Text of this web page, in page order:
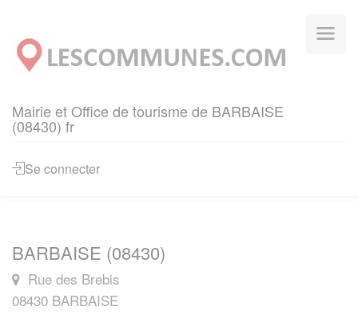
Mairie et Office de tourisme de BARBAISE
(08430) fr
Se connecter
BARBAISE (08430)
Rue des Brebis
08430 BARBAISE